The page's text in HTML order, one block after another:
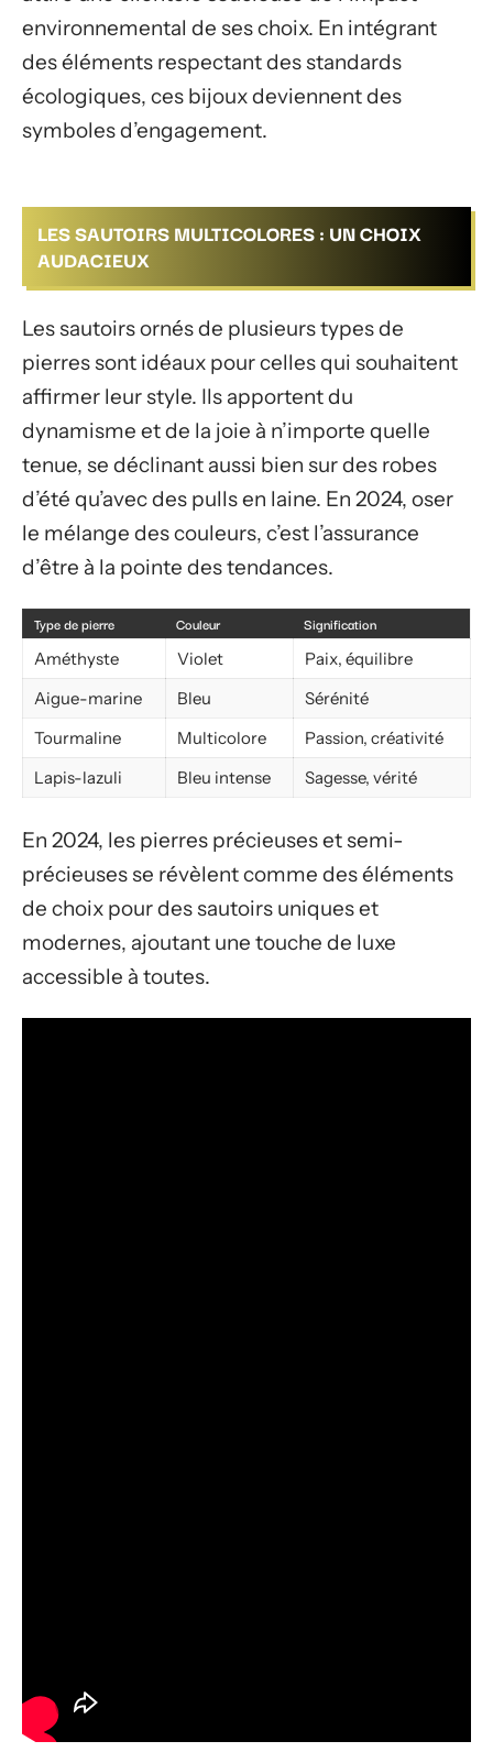
environnemental de ses choix. En intégrant
des éléments respectant des standards
écologiques, ces bijoux deviennent des
symboles d’engagement.
LES SAUTOIRS MULTICOLORES : UN CHOIX
AUDACIEUX
Les sautoirs ornés de plusieurs types de
pierres sont idéaux pour celles qui souhaitent
affirmer leur style. Ils apportent du
dynamisme et de la joie à n’importe quelle
tenue, se déclinant aussi bien sur des robes
d’été qu’avec des pulls en laine. En 2024, oser
le mélange des couleurs, c’est l’assurance
d’être à la pointe des tendances.
Type de pierre Couleur
Signification
Améthyste
Violet
Paix, équilibre
Aigue-marine
Bleu
Sérénité
Tourmaline
Multicolore
Passion, créativité
Lapis-lazuli
Bleu intense Sagesse, vérité
En 2024, les pierres précieuses et semi-
précieuses se révèlent comme des éléments
de choix pour des sautoirs uniques et
modernes, ajoutant une touche de luxe
accessible à toutes.